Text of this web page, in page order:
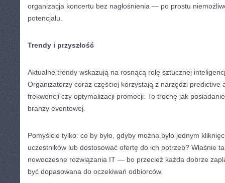
organizacja koncertu bez nagłośnienia — po prostu
potencjału.
Trendy i przyszłość
Aktualne trendy wskazują na rosnącą rolę sztucznej
Organizatorzy coraz częściej korzystają z narzędzi predictive
frekwencji czy optymalizacji promocji. To trochę jak posiadanie
branży eventowej.
Pomyślcie tylko: co by było, gdyby można było jednym
uczestników lub dostosować ofertę do ich potrzeb? Właśnie
nowoczesne rozwiązania IT — bo przecież każda dobrze
być dopasowana do oczekiwań odbiorców.